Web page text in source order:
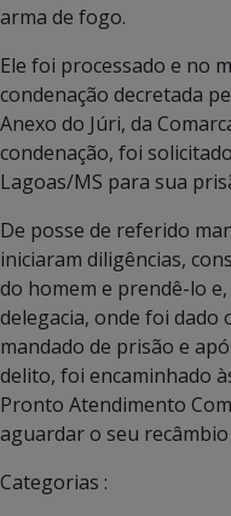
arma de fogo.
Ele foi processado e no
condenação decretada
Anexo do Júri, da
condenação, foi
Lagoas/MS para sua
De posse de referido
iniciaram diligências,
do homem e prendê-lo
delegacia, onde foi dado
mandado de prisão e
delito, foi encaminhado
Pronto Atendimento
aguardar o seu
Categorias :